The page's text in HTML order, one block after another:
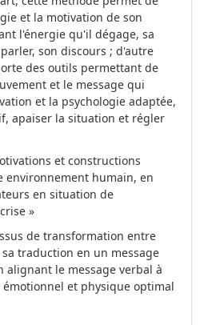
et la motivation de son
l'énergie qu'il dégage, sa
son discours ; d'autre
des outils permettant de
et le message qui
et la psychologie adaptée,
apaiser la situation et régler
et constructions
environnement humain, en
en situation de
»
de transformation entre
traduction en un message
alignant le message verbal à
et physique optimal